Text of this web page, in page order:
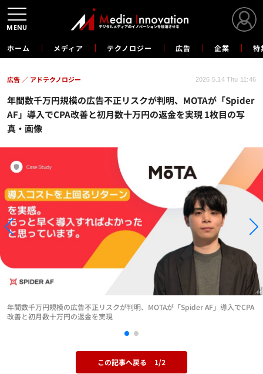
ホーム メディア テクノロジー 広告 企業 特
年間数千万円規模の広告不正リスクが判明、MOTAが「Spider
AF」導入でCPA改善と初月数十万円の返金を実現 1枚目の写
真・画像
広告 アドテクノロジー 2026.5.14 Thu 11:46
年間数千万円規模の広告不正リスクが判明、MOTAが「Spider AF」導入でCPA
改善と初月数十万円の返金を実現
この記事へ戻る 1/2
MENU